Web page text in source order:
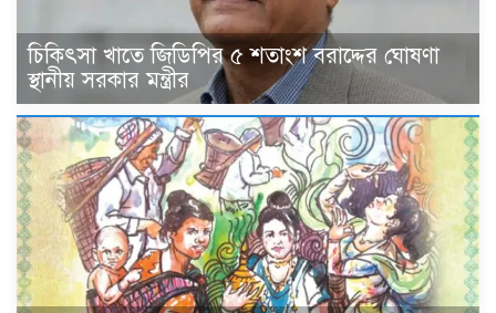
চিকিৎসা খাতে জিডিপির ৫ শতাংশ বরাদ্দের ঘোষণা
স্থানীয় সরকার মন্ত্রীর